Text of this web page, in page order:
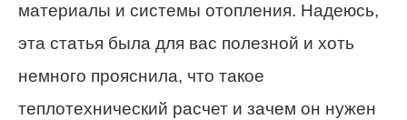
материалы и системы отопления. Надеюсь,
эта статья была для вас полезной и хоть
немного прояснила, что такое
теплотехнический расчет и зачем он нужен